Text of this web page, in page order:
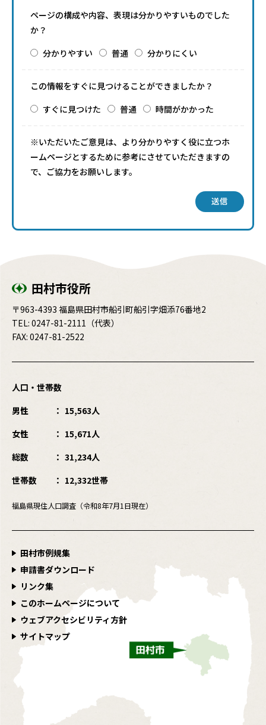
ページの構成や内容、表現は分かりやすいものでした
か？
分かりやすい
普通 分かりにくい
この情報をすぐに見つけることができましたか？
すぐに見つけた
普通 時間がかかった
※いただいたご意見は、より分かりやすく役に立つホ
ームページとするために参考にさせていただきますの
で、ご協力をお願いします。
送信
田村市役所
〒963-4393 福島県田村市船引町船引字畑添76番地2
TEL: 0247-81-2111 （代表）
FAX: 0247-81-2522
人口・世帯数
男性
15,563人
女性
15,671人
総数
31,234人
世帯数
12,332世帯
福島県現住人口調査（令和8年7月1日現在）
田村市例規集
申請書ダウンロード
リンク集
このホームページについて
ウェブアクセシビリティ方針
サイトマップ